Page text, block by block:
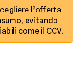
l’offerta
evitando
come il CCV.